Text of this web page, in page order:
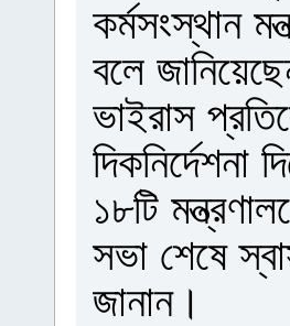
কর্মসংস্থান
বলে
ভাইরাস
১৮টি
সভা শেষে
জানান।